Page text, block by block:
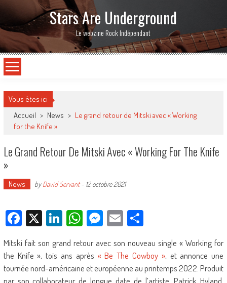
Stars Are Underground
Le webzine Rock Indépendant
Vous êtes ici
Accueil > News > Le grand retour de Mitski avec « Working
for the Knife »
Le Grand Retour De Mitski Avec « Working For The Knife
»
News byDavid Servant- 12 octobre 2021
Facebook
X LinkedIn
WhatsApp
Messenger
EmailPartager
Mitski fait son grand retour avec son nouveau single « Working for
the Knife », tois ans après « Be The Cowboy », et annonce une
tournée nord-américaine et européenne au printemps 2022. Produit
par son collaborateur de longue date de l’artiste, Patrick Hyland,